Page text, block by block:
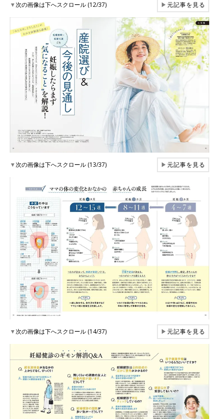
▼次の画像は下へスクロール (12/37) ▶元記事を見る
▼次の画像は下へスクロール (13/37) ▶元記事を見る
▼次の画像は下へスクロール (14/37) ▶元記事を見る